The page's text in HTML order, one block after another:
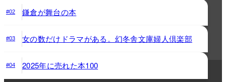
#02 鎌倉が舞台の本
#03 女の数だけドラマがある。幻冬舎文庫婦人倶楽部
#04 2025年に売れた本100